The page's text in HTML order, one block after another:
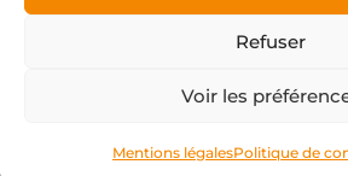
Refuser
Voir les
Mentions légalesPolitique de
Mentions légales-Politique de